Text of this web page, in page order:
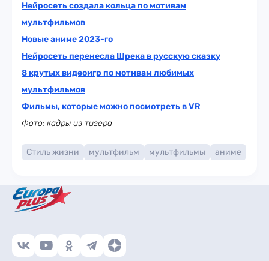
Нейросеть создала кольца по мотивам
мультфильмов
Новые аниме 2023-го
Нейросеть перенесла Шрека в русскую сказку
8 крутых видеоигр по мотивам любимых
мультфильмов
Фильмы, которые можно посмотреть в VR
Фото: кадры из тизера
Стиль жизни мультфильм мультфильмы аниме